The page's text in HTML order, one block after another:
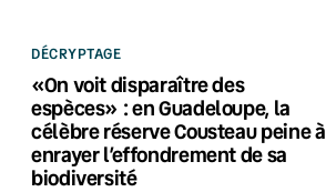
DÉCRYPTAGE
«On voit disparaître des
espèces» : en Guadeloupe, la
célèbre réserve Cousteau peine à
enrayer l’effondrement de sa
biodiversité